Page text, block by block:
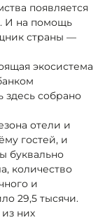
появляется
И на помощь
страны —
экосистема
собрано
отели и
гостей, и
буквально
количество
и
29,5 тысячи.
них